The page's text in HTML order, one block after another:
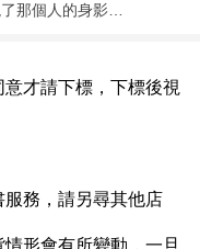
那個人的身影…